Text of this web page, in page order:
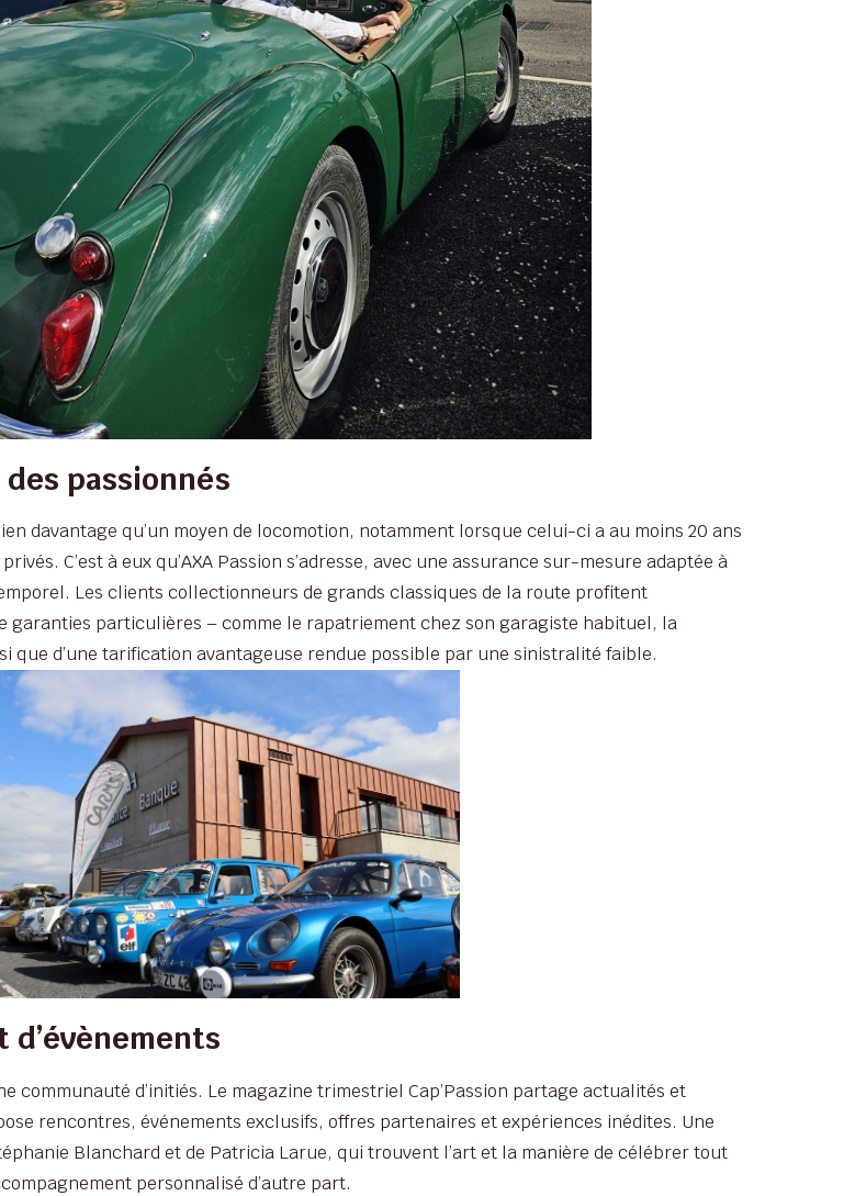
passionnés
davantage qu’un moyen de locomotion, notamment lorsque celui-ci a au moins 20 ans
C’est à eux qu’AXA Passion s’adresse, avec une assurance sur-mesure adaptée à
Les clients collectionneurs de grands classiques de la route profitent
garanties particulières – comme le rapatriement chez son garagiste habituel, la
d’une tarification avantageuse rendue possible par une sinistralité faible.
communauté d’initiés. Le magazine trimestriel Cap’Passion partage actualités et
rencontres, événements exclusifs, offres partenaires et expériences inédites. Une
Blanchard et de Patricia Larue, qui trouvent l’art et la manière de célébrer tout
personnalisé d’autre part.